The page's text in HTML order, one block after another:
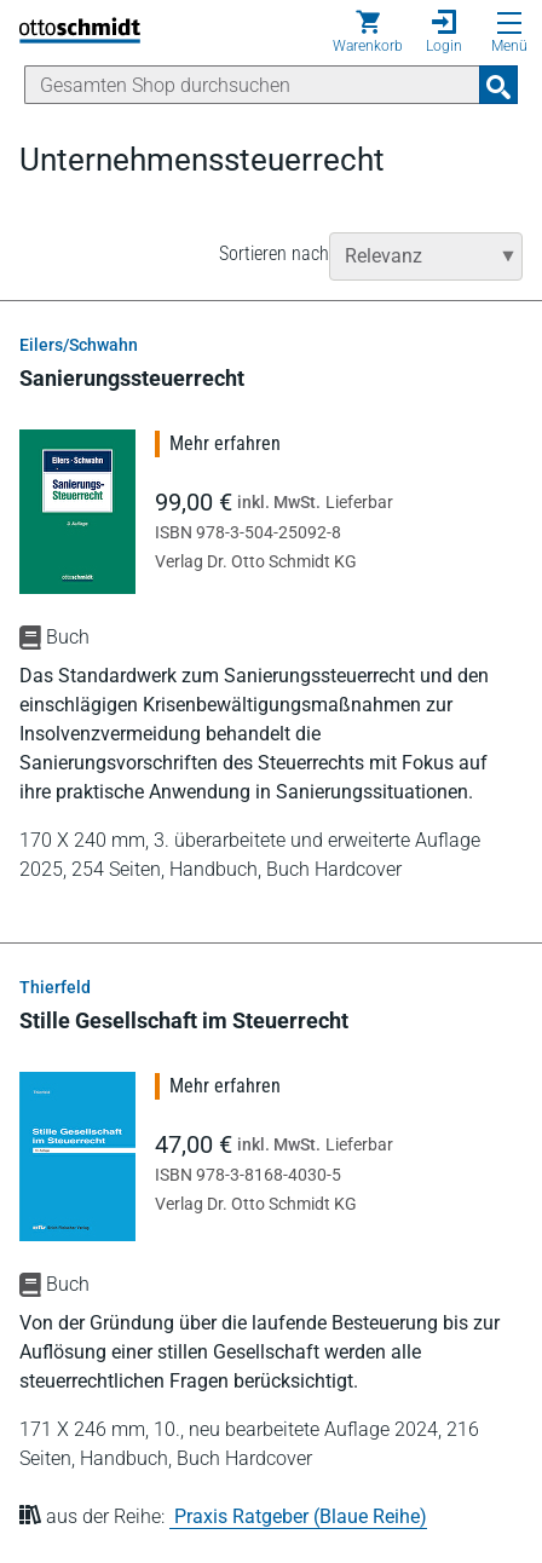
Direkt zum Inhalt
Warenkorb Login Menü
Unternehmenssteuerrecht
Sortieren nach
Eilers/Schwahn
Sanierungssteuerrecht
Buch
Das Standardwerk zum Sanierungssteuerrecht und den
einschlägigen Krisenbewältigungsmaßnahmen zur
Insolvenzvermeidung behandelt die
Sanierungsvorschriften des Steuerrechts mit Fokus auf
ihre praktische Anwendung in Sanierungssituationen.
170 X 240 mm, 3. überarbeitete und erweiterte Auflage
2025, 254 Seiten, Handbuch, Buch Hardcover
Mehr erfahren
99,00 € inkl. MwSt. Lieferbar
ISBN 978-3-504-25092-8
Verlag Dr. Otto Schmidt KG
Thierfeld
Stille Gesellschaft im Steuerrecht
Buch
Von der Gründung über die laufende Besteuerung bis zur
Auflösung einer stillen Gesellschaft werden alle
steuerrechtlichen Fragen berücksichtigt.
171 X 246 mm, 10., neu bearbeitete Auflage 2024, 216
Seiten, Handbuch, Buch Hardcover
aus der Reihe: Praxis Ratgeber (Blaue Reihe)
Mehr erfahren
47,00 € inkl. MwSt. Lieferbar
ISBN 978-3-8168-4030-5
Verlag Dr. Otto Schmidt KG